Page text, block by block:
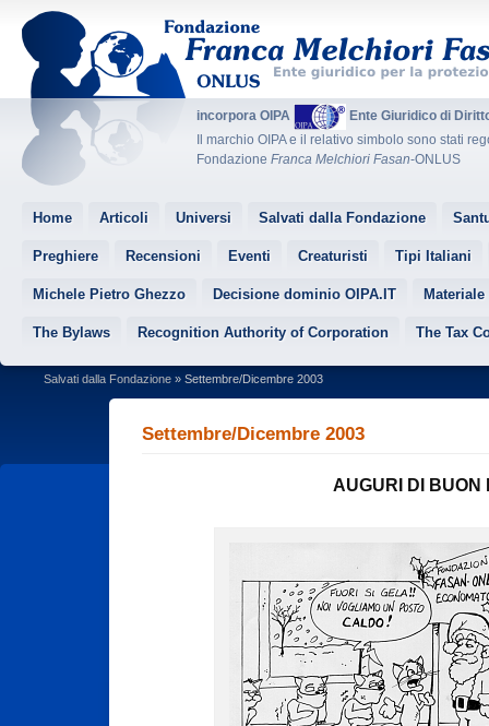
incorpora OIPA
Ente Giuridico di
Il marchio OIPA e il relativo simbolo sono stati
Fondazione Franca Melchiori Fasan-ONLUS
Home Articoli Universi Salvati dalla Fondazione
Preghiere Recensioni Eventi Creaturisti Tipi Italiani
Michele Pietro Ghezzo Decisione dominio OIPA.IT Materiale
The Bylaws Recognition Authority of Corporation The Tax
Salvati dalla Fondazione » Settembre/Dicembre 2003
Settembre/Dicembre 2003
AUGURI DI BUON